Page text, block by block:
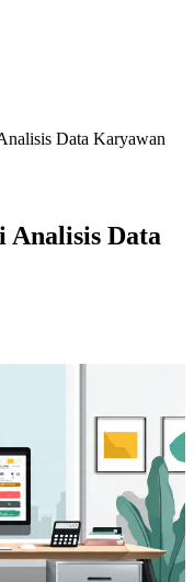
Data Karyawan
Analisis Data